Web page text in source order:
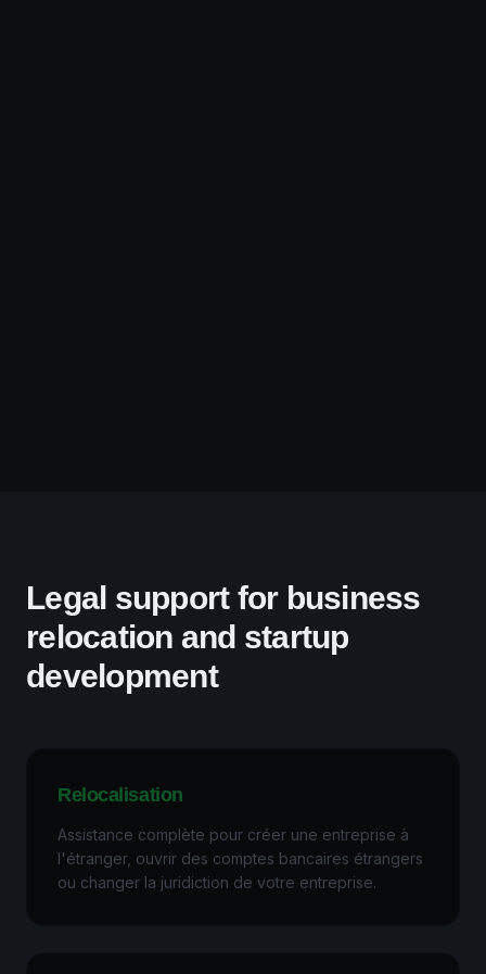
Legal support for business
relocation and startup
development
Relocalisation
Assistance complète pour créer une entreprise à
l'étranger, ouvrir des comptes bancaires étrangers
ou changer la juridiction de votre entreprise.